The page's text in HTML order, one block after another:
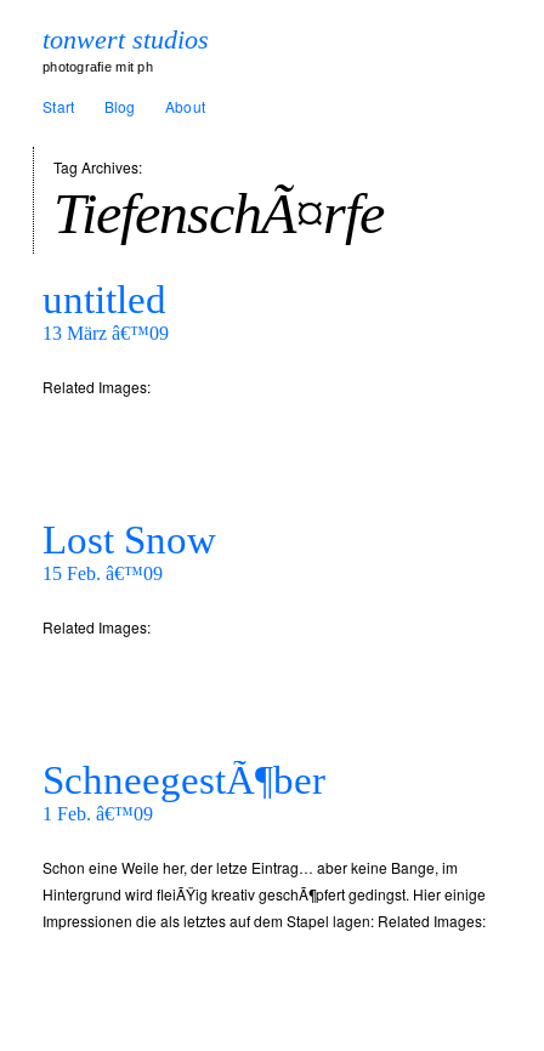
tonwert studios
photografie mit ph
Start Blog About
Tag Archives:
TiefenschÃ¤rfe
untitled
13 März â€™09
Related Images:
Lost Snow
15 Feb. â€™09
Related Images:
SchneegestÃ¶ber
1 Feb. â€™09
Schon eine Weile her, der letze Eintrag… aber keine Bange, im
Hintergrund wird fleiÃŸig kreativ geschÃ¶pfert gedingst. Hier einige
Impressionen die als letztes auf dem Stapel lagen: Related Images: